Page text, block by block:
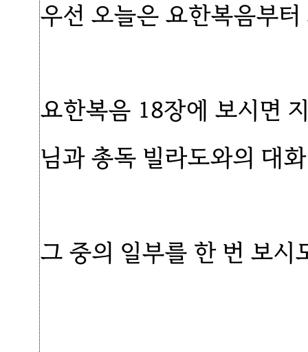
우선 오늘은 요한복음부
요한복음 18장에 보시면
님과 총독 빌라도와의 대
그 중의 일부를 한 번 보시